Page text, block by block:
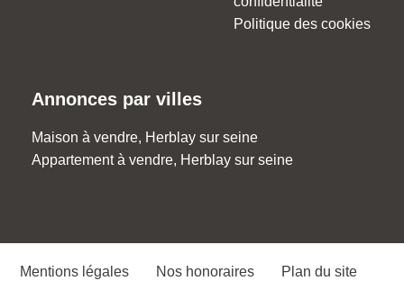
Politique des cookies
Annonces par villes
Maison à vendre, Herblay sur seine
Appartement à vendre, Herblay sur seine
Mentions légales Nos honoraires Plan du site